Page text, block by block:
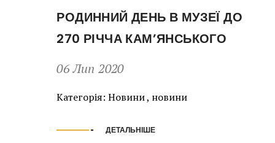
РОДИННИЙ ДЕНЬ В МУЗЕЇ ДО
270 РІЧЧА КАМ’ЯНСЬКОГО
06 Лип 2020
Категорія: Новини, новини
ДЕТАЛЬНІШЕ